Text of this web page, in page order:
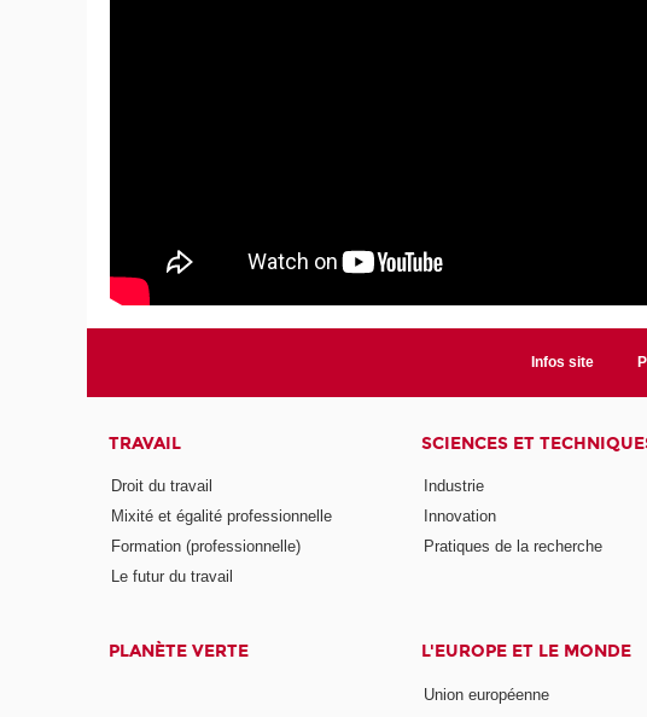
Infos site
TRAVAIL
Droit du travail
Mixité et égalité professionnelle
Formation (professionnelle)
Le futur du travail
SCIENCES ET
Industrie
Innovation
Pratiques de la recherche
PLANÈTE VERTE L'EUROPE ET LE MONDE
Union européenne